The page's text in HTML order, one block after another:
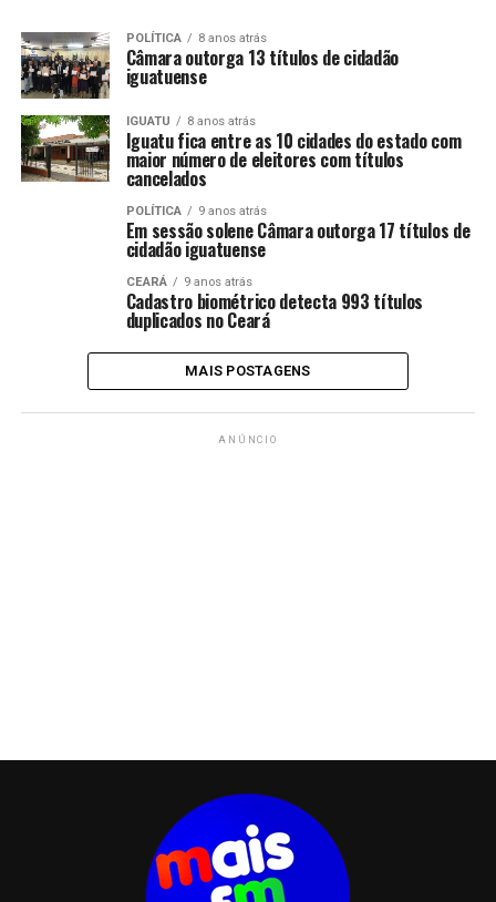
POLÍTICA 8 anos atrás
Câmara outorga 13 títulos de cidadão
iguatuense
IGUATU 8 anos atrás
Iguatu fica entre as 10 cidades do estado com
maior número de eleitores com títulos
cancelados
POLÍTICA 9 anos atrás
Em sessão solene Câmara outorga 17 títulos de
cidadão iguatuense
CEARÁ 9 anos atrás
Cadastro biométrico detecta 993 títulos
duplicados no Ceará
MAIS POSTAGENS
ANÚNCIO